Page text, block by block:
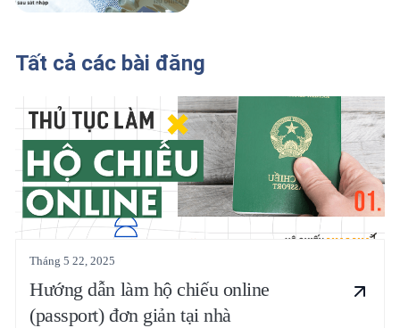
Tất cả các bài đăng
Tháng 5 22, 2025
Hướng dẫn làm hộ chiếu online
(passport) đơn giản tại nhà